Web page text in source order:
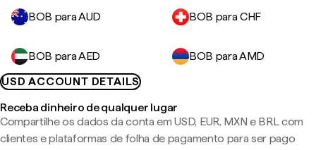
BOB para AUD BOB para CHF
BOB para AED
BOB para AMD
USD ACCOUNT DETAILS
Receba dinheiro de qualquer lugar
Compartilhe os dados da conta em USD, EUR, MXN e BRL com
clientes e plataformas de folha de pagamento para ser pago